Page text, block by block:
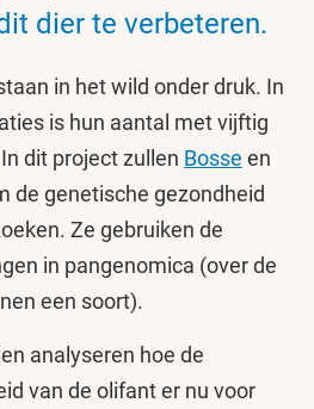
dier te verbeteren.
in het wild onder druk. In
is hun aantal met vijftig
dit project zullen Bosse en
de genetische gezondheid
Ze gebruiken de
in pangenomica (over de
een soort).
analyseren hoe de
van de olifant er nu voor